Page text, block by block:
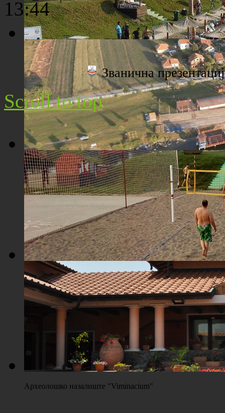
Плажа "Топољар" - Поглед са торња
Плажа "Топољар" - Поглед из ваздуха
Плажа "Топољар" - Терени на песку
Археолошко назалиште "Viminacium"
13:44
Званична
Scroll to top